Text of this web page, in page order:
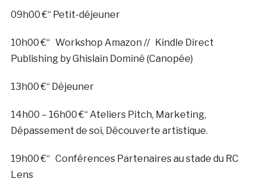
09h00 €“ Petit-déjeuner
10h00 €“ Workshop Amazon // Kindle Direct
Publishing by Ghislain Dominé (Canopée)
13h00 €“ Déjeuner
14h00 – 16h00 €“ Ateliers Pitch, Marketing,
Dépassement de soi, Découverte artistique.
19h00 €“ Conférences Partenaires au stade du RC
Lens